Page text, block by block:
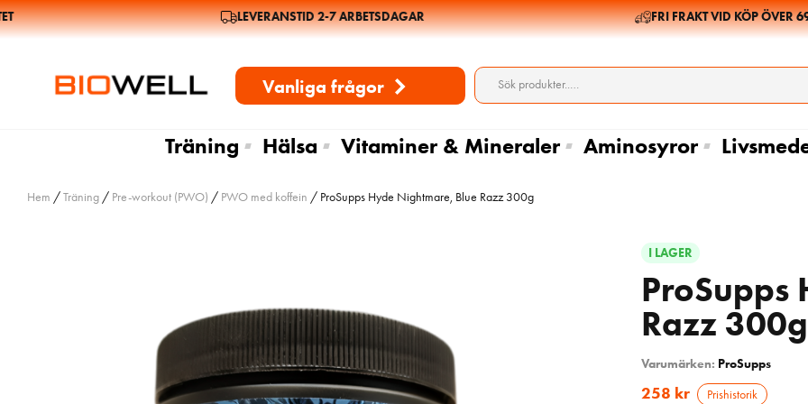
LEVERANSTID 2-7 ARBETSDAGAR FRI FRAKT VID KÖP ÖVER 699
Vanliga frågor
Träning Hälsa Vitaminer & Mineraler Aminosyror
Hem /Träning / Pre-workout (PWO) / PWO med koffein / ProSupps Hyde Nightmare, Blue Razz 300g
I LAGER
ProSupps
Razz 300g
Varumärken: ProSupps
258 kr Prishistorik